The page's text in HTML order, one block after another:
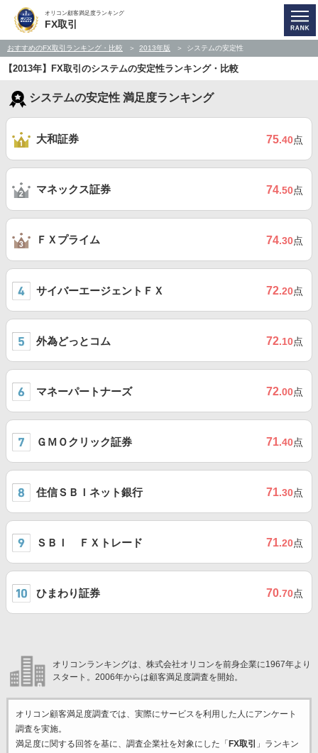
オリコン顧客満足度ランキング
FX取引
おすすめのFX取引ランキング・比較 2013年版 システムの安定性
【2013年】FX取引のシステムの安定性ランキング・比較
システムの安定性 満足度ランキング
大和証券 75.40点
マネックス証券 74.50点
ＦＸプライム 74.30点
サイバーエージェントＦＸ 72.20点
外為どっとコム 72.10点
マネーパートナーズ 72.00点
ＧＭＯクリック証券 71.40点
住信ＳＢＩネット銀行 71.30点
ＳＢＩ ＦＸトレード 71.20点
ひまわり証券 70.70点
オリコンランキングは、株式会社オリコンを前身企業に1967年より
スタート。2006年からは顧客満足度調査を開始。
オリコン顧客満足度調査では、実際にサービスを利用した 人にアンケート
調査を実施。
満足度に関する回答を基に、調査企業社を対象にした「 FX取引
」ランキン